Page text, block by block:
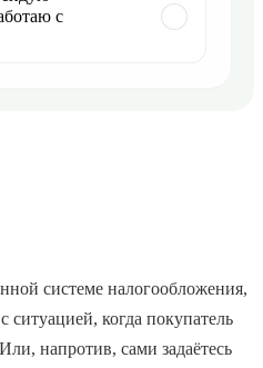
с
системе налогообложения,
ситуацией, когда покупатель
напротив, сами задаётесь